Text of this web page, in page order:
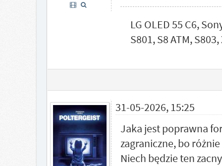
LG OLED 55 C6,
S801, S8 ATM,
31-05-2026, 15:25
Jaka jest poprawna
zagraniczne, bo
Niech będzie ten